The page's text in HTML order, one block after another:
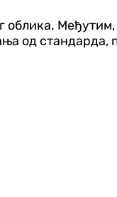
од стандарда,